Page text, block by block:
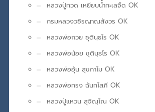
หลวงปู่ทวด เหยียบน้ำทะเลจืด OK
กรมหลวงวชิรญาณสังวร OK
หลวงพ่อกวย ชุตินฺธโร OK
หลวงพ่อน้อย ชุตินฺธโร OK
หลวงพ่ออุ้น สุขกาโม OK
หลวงพ่อทรง ฉันทโสภี OK
หลวงปู่แหวน สุจิณฺโณ OK